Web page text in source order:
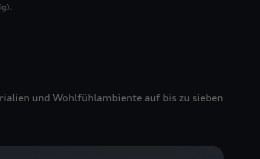
und Wohlfühlambiente auf bis zu sieben